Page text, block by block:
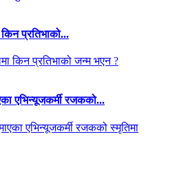
प्रतिभाको...
एभिन्यूजकर्मी रजकको...